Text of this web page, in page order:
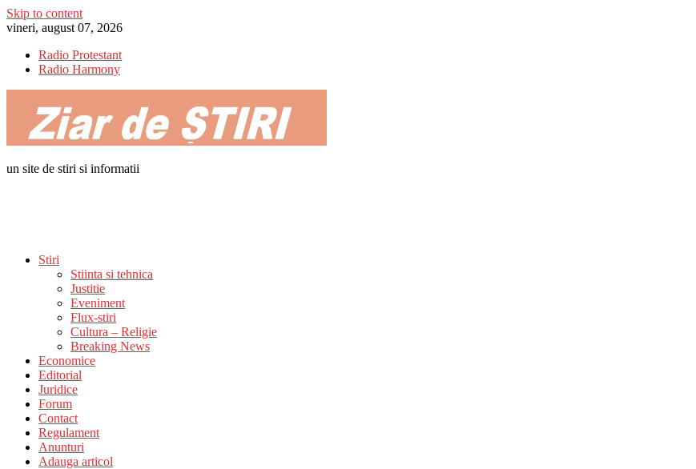
Skip to content
vineri, august 07, 2026
Radio Protestant
Radio Harmony
un site de stiri si informatii
Stiri
Stiinta si tehnica
Justitie
Eveniment
Flux-stiri
Cultura – Religie
Breaking News
Economice
Editorial
Juridice
Forum
Contact
Regulament
Anunturi
Adauga articol